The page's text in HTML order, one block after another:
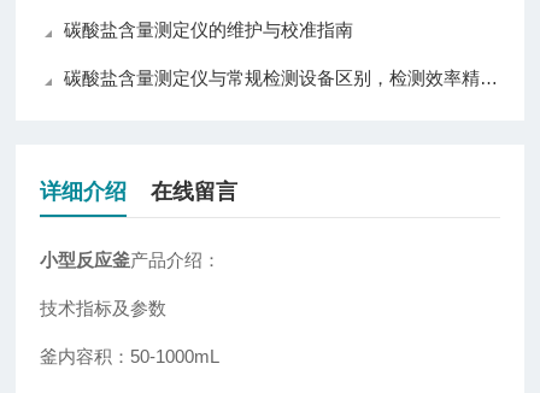
碳酸盐含量测定仪的维护与校准指南
碳酸盐含量测定仪与常规检测设备区别，检测效率精准度操作对比分析
详细介绍 在线留言
小型反应釜产品介绍 ：
技术指标及参数
釜内容积：50-1000mL